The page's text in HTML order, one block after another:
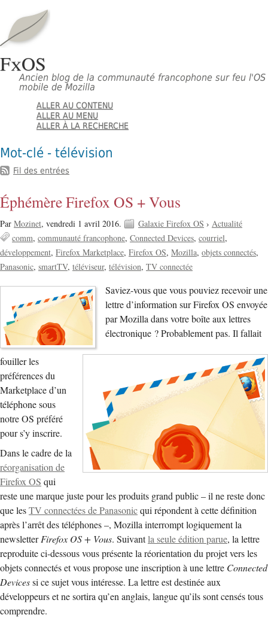
FxOS
Ancien blog de la communauté francophone sur feu l'OS
mobile de Mozilla
ALLER AU CONTENU
ALLER AU MENU
ALLER À LA RECHERCHE
Mot-clé - télévision
Fil des entrées
Éphémère Firefox OS + Vous
Par Mozinet, vendredi 1 avril 2016. Galaxie Firefox OS › Actualité
comm communauté francophone Connected Devices courriel
développement Firefox Marketplace Firefox OS Mozilla objets connectés
Panasonic smartTV téléviseur télévision TV connectée
Saviez-vous que vous pouviez recevoir une
lettre d’information sur Firefox OS envoyée
par Mozilla dans votre boîte aux lettres
électronique ? Probablement pas. Il fallait
fouiller les
préférences du
Marketplace d’un
téléphone sous
notre OS préféré
pour s’y inscrire.
Dans le cadre de la
réorganisation de
Firefox OS qui
reste une marque juste pour les produits grand public – il ne reste donc
que lesTV connectées de Panasonicqui répondent à cette définition
après l’arrêt des téléphones –, Mozilla interrompt logiquement la
newsletterFirefox OS + Vous. Suivantla seule édition parue, la lettre
reproduite ci-dessous vous présente la réorientation du projet vers les
objets connectés et vous propose une inscription à une lettre Connected
Devicessi ce sujet vous intéresse. La lettre est destinée aux
développeurs et ne sortira qu’en anglais, langue qu’ils sont censés tous
comprendre.